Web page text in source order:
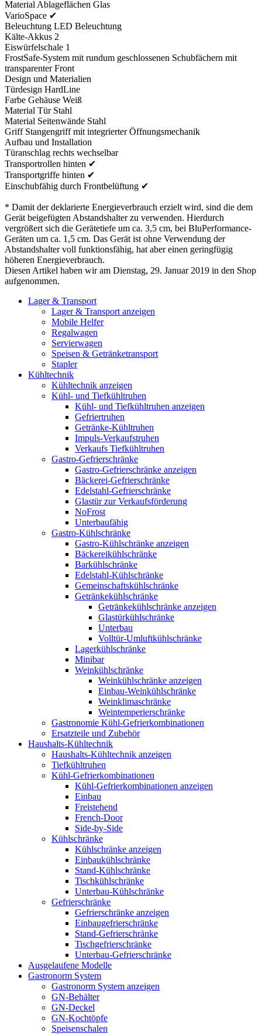
Material Ablageflächen Glas
VarioSpace ✔
Beleuchtung LED Beleuchtung
Kälte-Akkus 2
Eiswürfelschale 1
FrostSafe-System mit rundum geschlossenen Schubfächern mit
transparenter Front
Design und Materialien
Türdesign HardLine
Farbe Gehäuse Weiß
Material Tür Stahl
Material Seitenwände Stahl
Griff Stangengriff mit integrierter Öffnungsmechanik
Aufbau und Installation
Türanschlag rechts wechselbar
Transportrollen hinten ✔
Transportgriffe hinten ✔
Einschubfähig durch Frontbelüftung ✔
* Damit der deklarierte Energieverbrauch erzielt wird, sind die dem
Gerät beigefügten Abstandshalter zu verwenden. Hierdurch
vergrößert sich die Gerätetiefe um ca. 3,5 cm, bei BluPerformance-
Geräten um ca. 1,5 cm. Das Gerät ist ohne Verwendung der
Abstandshalter voll funktionsfähig, hat aber einen geringfügig
höheren Energieverbrauch.
Diesen Artikel haben wir am Dienstag, 29. Januar 2019 in den Shop
aufgenommen.
Lager & Transport
Lager & Transport anzeigen
Mobile Helfer
Regalwagen
Servierwagen
Speisen & Getränketransport
Stapler
Kühltechnik
Kühltechnik anzeigen
Kühl- und Tiefkühltruhen
Kühl- und Tiefkühltruhen anzeigen
Gefriertruhen
Getränke-Kühltruhen
Impuls-Verkaufstruhen
Verkaufs Tiefkühltruhen
Gastro-Gefrierschränke
Gastro-Gefrierschränke anzeigen
Bäckerei-Gefrierschränke
Edelstahl-Gefrierschränke
Glastür zur Verkaufsförderung
NoFrost
Unterbaufähig
Gastro-Kühlschränke
Gastro-Kühlschränke anzeigen
Bäckereikühlschränke
Barkühlschränke
Edelstahl-Kühlschränke
Gemeinschaftskühlschränke
Getränkekühlschränke
Getränkekühlschränke anzeigen
Glastürkühlschränke
Unterbau
Volltür-Umluftkühlschränke
Lagerkühlschränke
Minibar
Weinkühlschränke
Weinkühlschränke anzeigen
Einbau-Weinkühlschränke
Weinklimaschränke
Weintemperierschränke
Gastronomie Kühl-Gefrierkombinationen
Ersatzteile und Zubehör
Haushalts-Kühltechnik
Haushalts-Kühltechnik anzeigen
Tiefkühltruhen
Kühl-Gefrierkombinationen
Kühl-Gefrierkombinationen anzeigen
Einbau
Freistehend
French-Door
Side-by-Side
Kühlschränke
Kühlschränke anzeigen
Einbaukühlschränke
Stand-Kühlschränke
Tischkühlschränke
Unterbau-Kühlschränke
Gefrierschränke
Gefrierschränke anzeigen
Einbaugefrierschränke
Stand-Gefrierschränke
Tischgefrierschränke
Unterbau-Gefrierschränke
Ausgelaufene Modelle
Gastronorm System
Gastronorm System anzeigen
GN-Behälter
GN-Deckel
GN-Kochtöpfe
Speisenschalen